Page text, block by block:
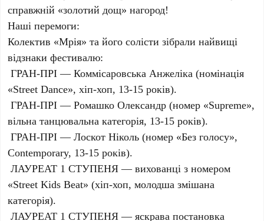
справжній «золотий дощ» нагород!
Наші перемоги:
Колектив «Мрія» та його солісти зібрали найвищі
відзнаки фестивалю:
ГРАН-ПРІ — Коммісаровська Анжеліка (номінація
«Street Dance», хіп-хоп, 13-15 років).
ГРАН-ПРІ — Ромашко Олександр (номер «Supreme»,
вільна танцювальна категорія, 13-15 років).
ГРАН-ПРІ — Лоскот Ніколь (номер «Без голосу»,
Contemporary, 13-15 років).
ЛАУРЕАТ 1 СТУПЕНЯ — вихованці з номером
«Street Kids Beat» (хіп-хоп, молодша змішана
категорія).
ЛАУРЕАТ 1 СТУПЕНЯ — яскрава постановка